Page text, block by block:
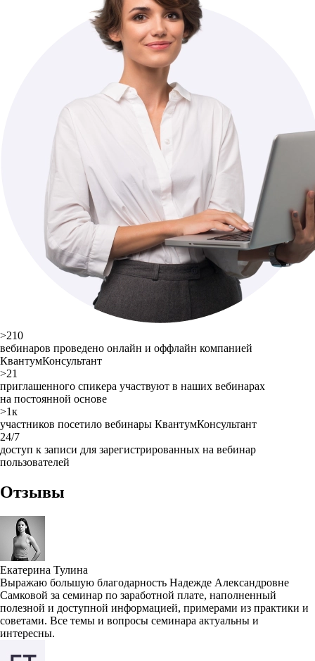
>210
вебинаров проведено онлайн и оффлайн компанией
КвантумКонсультант
>21
приглашенного спикера участвуют в наших вебинарах
на постоянной основе
>1к
участников посетило вебинары КвантумКонсультант
24/7
доступ к записи для зарегистрированных на вебинар
пользователей
Отзывы
Екатерина Тулина
Выражаю большую благодарность Надежде Александровне
Самковой за семинар по заработной плате, наполненный
полезной и доступной информацией, примерами из практики и
советами. Все темы и вопросы семинара актуальны и
интересны.